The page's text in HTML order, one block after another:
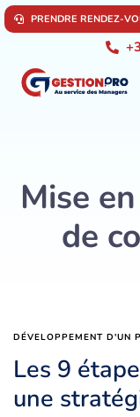
PRENDRE RENDEZ-VO
Mise
de
DÉVELOPPEMENT D'UN
Les 9
une